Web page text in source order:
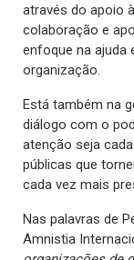
através do apoio
colaboração e
enfoque na ajuda
organização.
Está também na
diálogo com o
atenção seja
públicas que
cada vez mais
Nas palavras de
Amnistia